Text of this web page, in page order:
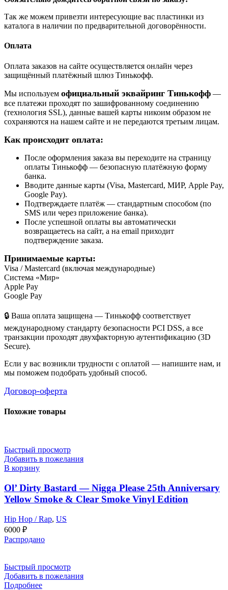
Так же можем привезти интересующие вас пластинки из
каталога в наличии по предварительной договорённости.
Оплата
Оплата заказов на сайте осуществляется онлайн через
защищённый платёжный шлюз Тинькофф.
Мы используем официальный эквайринг Тинькофф —
все платежи проходят по зашифрованному соединению
(технология SSL), данные вашей карты никоим образом не
сохраняются на нашем сайте и не передаются третьим лицам.
Как происходит оплата:
После оформления заказа вы переходите на страницу
оплаты Тинькофф — безопасную платёжную форму
банка.
Вводите данные карты (Visa, Mastercard, МИР, Apple Pay,
Google Pay).
Подтверждаете платёж — стандартным способом (по
SMS или через приложение банка).
После успешной оплаты вы автоматически
возвращаетесь на сайт, а на email приходит
подтверждение заказа.
Принимаемые карты:
Visa / Mastercard (включая международные)
Система «Мир»
Apple Pay
Google Pay
🔒 Ваша оплата защищена — Тинькофф соответствует
международному стандарту безопасности PCI DSS, а все
транзакции проходят двухфакторную аутентификацию (3D
Secure).
Если у вас возникли трудности с оплатой — напишите нам, и
мы поможем подобрать удобный способ.
Договор-оферта
Похожие товары
Быстрый просмотр
Добавить в пожелания
В корзину
Ol’ Dirty Bastard — Nigga Please 25th Anniversary
Yellow Smoke & Clear Smoke Vinyl Edition
Hip Hop / Rap, US
6000 ₽
Распродано
Быстрый просмотр
Добавить в пожелания
Подробнее